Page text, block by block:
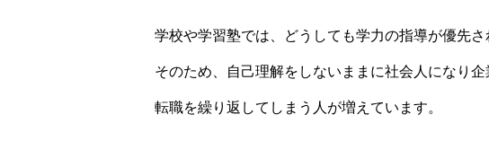
学校や学習塾では、どうしても学力の指導が優先
そのため、自己理解をしないままに社会人になり
転職を繰り返してしまう人が増えています。